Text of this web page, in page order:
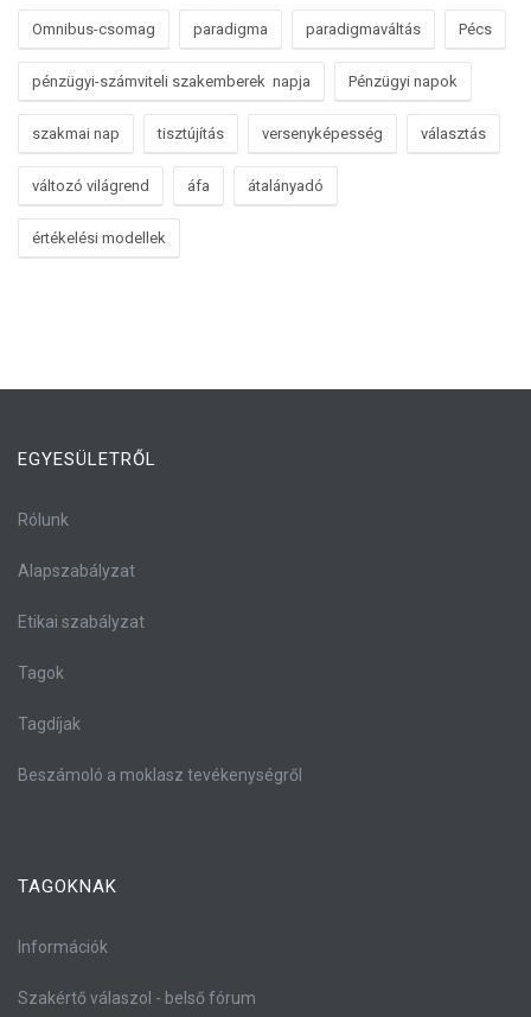
Omnibus-csomag paradigma paradigmaváltás Pécs
pénzügyi-számviteli szakemberek napja Pénzügyi napok
szakmai nap tisztújítás versenyképesség választás
változó világrend áfa átalányadó
értékelési modellek
EGYESÜLETRŐL
Rólunk
Alapszabályzat
Etikai szabályzat
Tagok
Tagdíjak
Beszámoló a moklasz tevékenységről
TAGOKNAK
Információk
Szakértő válaszol - belső fórum